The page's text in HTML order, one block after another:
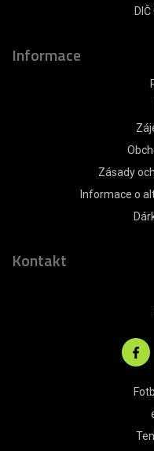
Informace
Zásady
Informace o
Kontakt